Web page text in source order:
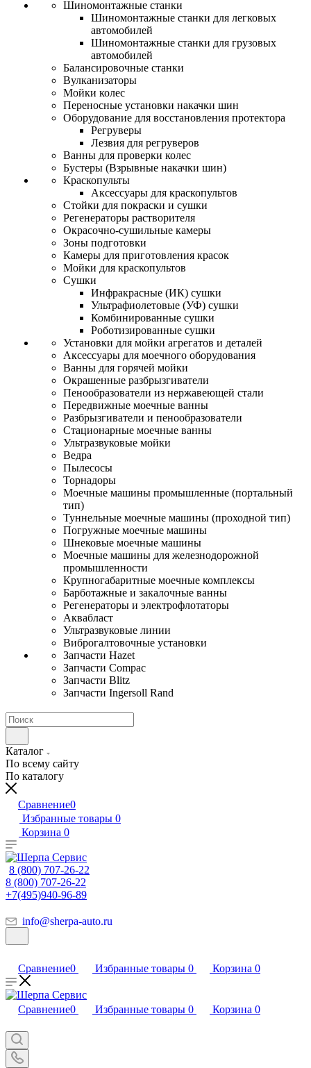
Шиномонтажные станки
Шиномонтажные станки для легковых
автомобилей
Шиномонтажные станки для грузовых
автомобилей
Балансировочные станки
Вулканизаторы
Мойки колес
Переносные установки накачки шин
Оборудование для восстановления протектора
Регруверы
Лезвия для регруверов
Ванны для проверки колес
Бустеры (Взрывные накачки шин)
Краскопульты
Аксессуары для краскопультов
Стойки для покраски и сушки
Регенераторы растворителя
Окрасочно-сушильные камеры
Зоны подготовки
Камеры для приготовления красок
Мойки для краскопультов
Сушки
Инфракрасные (ИК) сушки
Ультрафиолетовые (УФ) сушки
Комбинированные сушки
Роботизированные сушки
Установки для мойки агрегатов и деталей
Аксессуары для моечного оборудования
Ванны для горячей мойки
Окрашенные разбрызгиватели
Пенообразователи из нержавеющей стали
Передвижные моечные ванны
Разбрызгиватели и пенообразователи
Стационарные моечные ванны
Ультразвуковые мойки
Ведра
Пылесосы
Торнадоры
Моечные машины промышленные (портальный
тип)
Туннельные моечные машины (проходной тип)
Погружные моечные машины
Шнековые моечные машины
Моечные машины для железнодорожной
промышленности
Крупногабаритные моечные комплексы
Барботажные и закалочные ванны
Регенераторы и электрофлотаторы
Аквабласт
Ультразвуковые линии
Виброгалтовочные установки
Запчасти Hazet
Запчасти Compac
Запчасти Blitz
Запчасти Ingersoll Rand
Каталог
По всему сайту
По каталогу
Сравнение0
Избранные товары 0
Корзина 0
8 (800) 707-26-22
8 (800) 707-26-22
+7(495)940-96-89
info@sherpa-auto.ru
Сравнение0 Избранные товары 0 Корзина 0
Сравнение0 Избранные товары 0 Корзина 0